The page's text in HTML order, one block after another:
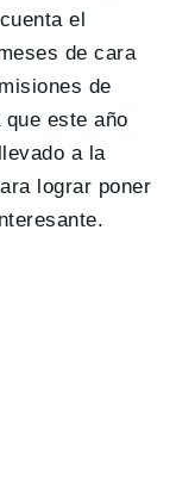
el
de cara
de
que este año
a la
lograr poner